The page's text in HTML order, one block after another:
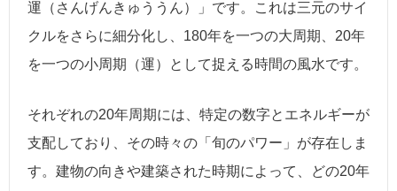
運（さんげんきゅううん）」です。これは三元のサイ
クルをさらに細分化し、180年を一つの大周期、20年
を一つの小周期（運）として捉える時間の風水です。
それぞれの20年周期には、特定の数字とエネルギーが
支配しており、その時々の「旬のパワー」が存在しま
す。建物の向きや建築された時期によって、どの20年